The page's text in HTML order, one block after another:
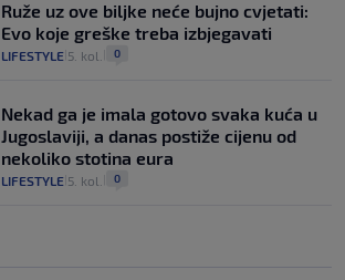
Ruže uz ove biljke neće bujno cvjetati:
Evo koje greške treba izbjegavati
LIFESTYLE 5. kol. 0
Nekad ga je imala gotovo svaka kuća u
Jugoslaviji, a danas postiže cijenu od
nekoliko stotina eura
LIFESTYLE 5. kol. 0